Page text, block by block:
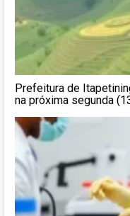
Prefeitura de
na próxima segunda